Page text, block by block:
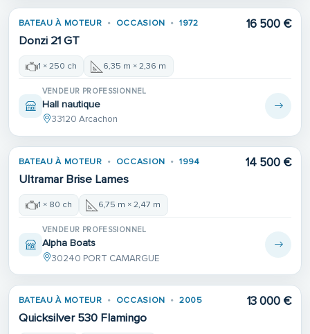
BATEAU À MOTEUR OCCASION 1972
Donzi 21 GT
16 500 €
1 × 250 ch 6,35 m × 2,36 m
VENDEUR PROFESSIONNEL
Hall nautique
33120 Arcachon
BATEAU À MOTEUR OCCASION 1994
Ultramar Brise Lames
14 500 €
1 × 80 ch 6,75 m × 2,47 m
VENDEUR PROFESSIONNEL
Alpha Boats
30240 PORT CAMARGUE
BATEAU À MOTEUR OCCASION 2005
Quicksilver 530 Flamingo
13 000 €